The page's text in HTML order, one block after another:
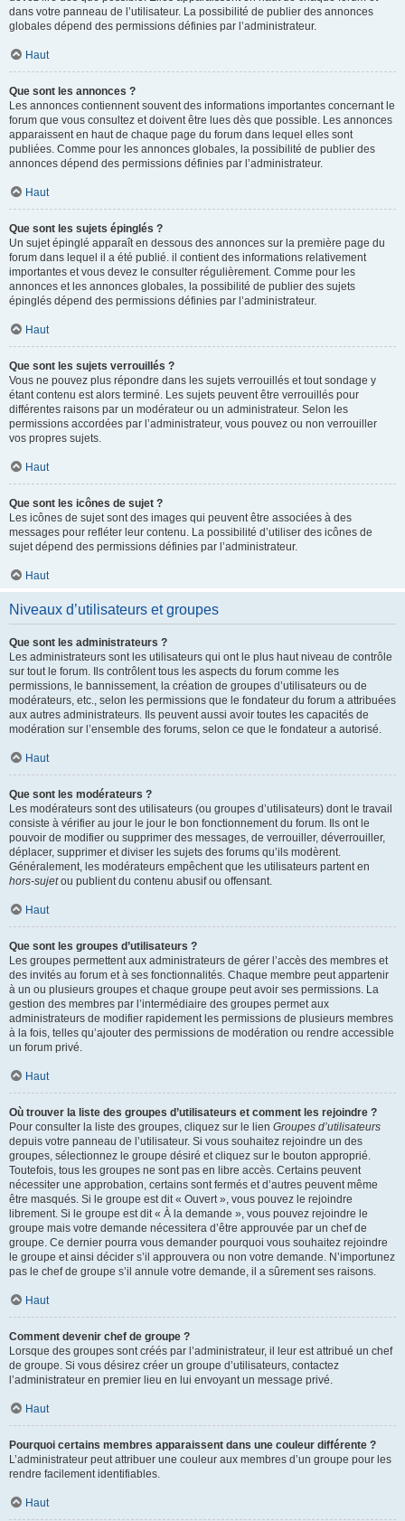
dans votre panneau de l’utilisateur. La possibilité de publier des annonces
globales dépend des permissions définies par l’administrateur.
Haut
Que sont les annonces ?
Les annonces contiennent souvent des informations importantes concernant le
forum que vous consultez et doivent être lues dès que possible. Les annonces
apparaissent en haut de chaque page du forum dans lequel elles sont
publiées. Comme pour les annonces globales, la possibilité de publier des
annonces dépend des permissions définies par l’administrateur.
Haut
Que sont les sujets épinglés ?
Un sujet épinglé apparaît en dessous des annonces sur la première page du
forum dans lequel il a été publié. il contient des informations relativement
importantes et vous devez le consulter régulièrement. Comme pour les
annonces et les annonces globales, la possibilité de publier des sujets
épinglés dépend des permissions définies par l’administrateur.
Haut
Que sont les sujets verrouillés ?
Vous ne pouvez plus répondre dans les sujets verrouillés et tout sondage y
étant contenu est alors terminé. Les sujets peuvent être verrouillés pour
différentes raisons par un modérateur ou un administrateur. Selon les
permissions accordées par l’administrateur, vous pouvez ou non verrouiller
vos propres sujets.
Haut
Que sont les icônes de sujet ?
Les icônes de sujet sont des images qui peuvent être associées à des
messages pour refléter leur contenu. La possibilité d’utiliser des icônes de
sujet dépend des permissions définies par l’administrateur.
Haut
Niveaux d’utilisateurs et groupes
Que sont les administrateurs ?
Les administrateurs sont les utilisateurs qui ont le plus haut niveau de contrôle
sur tout le forum. Ils contrôlent tous les aspects du forum comme les
permissions, le bannissement, la création de groupes d’utilisateurs ou de
modérateurs, etc., selon les permissions que le fondateur du forum a attribuées
aux autres administrateurs. Ils peuvent aussi avoir toutes les capacités de
modération sur l’ensemble des forums, selon ce que le fondateur a autorisé.
Haut
Que sont les modérateurs ?
Les modérateurs sont des utilisateurs (ou groupes d’utilisateurs) dont le travail
consiste à vérifier au jour le jour le bon fonctionnement du forum. Ils ont le
pouvoir de modifier ou supprimer des messages, de verrouiller, déverrouiller,
déplacer, supprimer et diviser les sujets des forums qu’ils modèrent.
Généralement, les modérateurs empêchent que les utilisateurs partent en
hors-sujetou publient du contenu abusif ou offensant.
Haut
Que sont les groupes d’utilisateurs ?
Les groupes permettent aux administrateurs de gérer l’accès des membres et
des invités au forum et à ses fonctionnalités. Chaque membre peut appartenir
à un ou plusieurs groupes et chaque groupe peut avoir ses permissions. La
gestion des membres par l’intermédiaire des groupes permet aux
administrateurs de modifier rapidement les permissions de plusieurs membres
à la fois, telles qu’ajouter des permissions de modération ou rendre accessible
un forum privé.
Haut
Où trouver la liste des groupes d’utilisateurs et comment les rejoindre ?
Pour consulter la liste des groupes, cliquez sur le lien Groupes d’utilisateurs
depuis votre panneau de l’utilisateur. Si vous souhaitez rejoindre un des
groupes, sélectionnez le groupe désiré et cliquez sur le bouton approprié.
Toutefois, tous les groupes ne sont pas en libre accès. Certains peuvent
nécessiter une approbation, certains sont fermés et d’autres peuvent même
être masqués. Si le groupe est dit « Ouvert », vous pouvez le rejoindre
librement. Si le groupe est dit « À la demande », vous pouvez rejoindre le
groupe mais votre demande nécessitera d’être approuvée par un chef de
groupe. Ce dernier pourra vous demander pourquoi vous souhaitez rejoindre
le groupe et ainsi décider s’il approuvera ou non votre demande. N’importunez
pas le chef de groupe s’il annule votre demande, il a sûrement ses raisons.
Haut
Comment devenir chef de groupe ?
Lorsque des groupes sont créés par l’administrateur, il leur est attribué un chef
de groupe. Si vous désirez créer un groupe d’utilisateurs, contactez
l’administrateur en premier lieu en lui envoyant un message privé.
Haut
Pourquoi certains membres apparaissent dans une couleur différente ?
L’administrateur peut attribuer une couleur aux membres d’un groupe pour les
rendre facilement identifiables.
Haut